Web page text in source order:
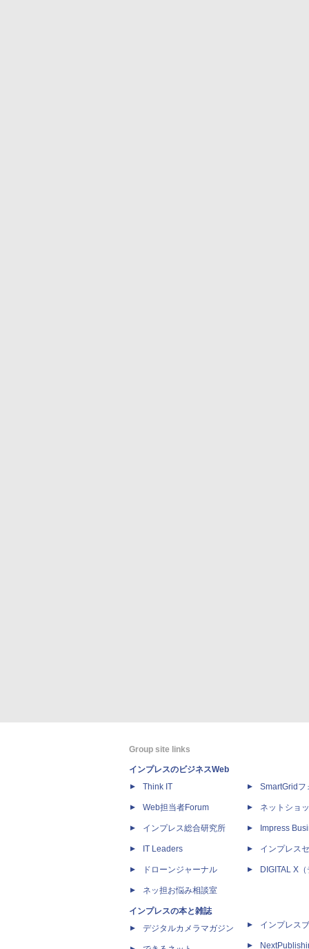
Group site links
インプレスのビジネスWeb
Think IT
Web担当者Forum
インプレス総合研究所
IT Leaders
ドローンジャーナル
ネッ担お悩み相談室
インプレスの本と雑誌
デジタルカメラマガジン
SmartGridフ
ネットショ
Impress
インプレス
DIGITAL X
インプレス